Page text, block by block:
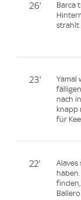
26'
Barca
strahlt
23'
Yamal
nach
knapp
für
22'